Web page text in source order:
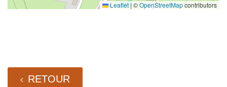
Leaflet | ©OpenStreetMapcontributors
RETOUR